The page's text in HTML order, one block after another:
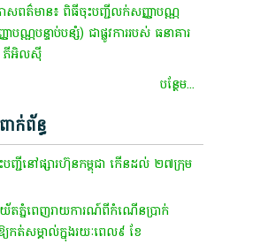
ា​សព​ត៌​មាន​៖​ ពិធី​ចុះបញ្ជី​លក់​សញ្ញា​បណ្ណ​
ា​បណ្ណ​បន្ទាប់បន្សំ​)​ ជា​ផ្លូវការ​របស់​ ធនាគារ​
ភី​អិ​ល​ស៊ី​
បន្ថែម...
ក់ព័ន្ធ
ញ្ជីនៅផ្សារហ៊ុនកម្ពុជា កើនដល់ ២៧ក្រុម
តភ្នំពេញរាយការណ៍ពីកំណើនប្រាក់
ត់សម្គាល់ក្នុងរយៈពេល៩ ខែ